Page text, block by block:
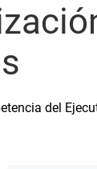
del